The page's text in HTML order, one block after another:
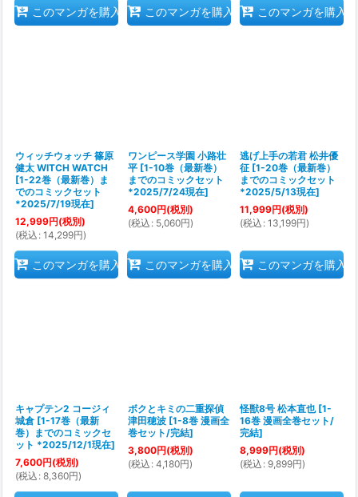
このマンガを購入 このマンガを購入 このマンガを購入
ウィッチウォッチ 篠原
健太 WITCH WATCH
[1-22巻（最新巻）ま
でのコミックセット
*2025/7/19現在]
12,999円(税別)
(税込 : 14,299円)
このマンガを購入
ワンピース学園 小路壮
平 [1-10巻（最新巻）
までのコミックセット
*2025/7/24現在]
4,600円(税別)
(税込 : 5,060円)
このマンガを購入
逃げ上手の若君 松井優
征 [1-20巻（最新巻）
までのコミックセット
*2025/5/13現在]
11,999円(税別)
(税込 : 13,199円)
このマンガを購入
キャプテン2 コージィ
城倉 [1-17巻（最新
巻）までのコミックセ
ット *2025/12/1現在]
7,600円(税別)
(税込 : 8,360円)
ボクとキミの二重探偵
津田穂波 [1-8巻 漫画全
巻セット/完結]
3,800円(税別)
(税込 : 4,180円)
怪獣8号 松本直也 [1-
16巻 漫画全巻セット/
完結]
8,999円(税別)
(税込 : 9,899円)